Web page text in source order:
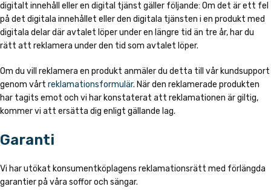
digitalt innehåll eller en digital tjänst gäller följande: Om det är ett fel
på det digitala innehållet eller den digitala tjänsten i en produkt med
digitala delar där avtalet löper under en längre tid än tre år, har du
rätt att reklamera under den tid som avtalet löper.
Om du vill reklamera en produkt anmäler du detta till vår kundsupport
genom vårt reklamationsformulär. När den reklamerade produkten
har tagits emot och vi har konstaterat att reklamationen är giltig,
kommer vi att ersätta dig enligt gällande lag.
Garanti
Vi har utökat konsumentköplagens reklamationsrätt med förlängda
garantier på våra soffor och sängar.